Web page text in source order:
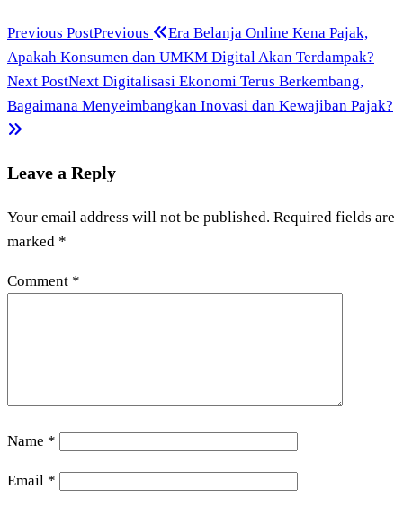
Previous PostPrevious
Era Belanja Online Kena Pajak,
Apakah Konsumen dan UMKM Digital Akan Terdampak?
Next PostNext Digitalisasi Ekonomi Terus Berkembang,
Bagaimana Menyeimbangkan Inovasi dan Kewajiban Pajak?
Leave a Reply
Your email address will not be published. Required fields are
marked *
Comment *
Name *
Email *